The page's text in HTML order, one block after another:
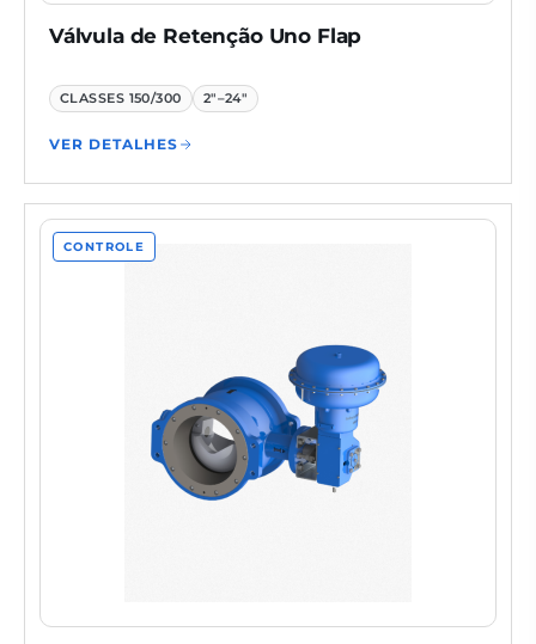
Válvula de Retenção Uno Flap
CLASSES 150/300 2"–24"
VER DETALHES
CONTROLE